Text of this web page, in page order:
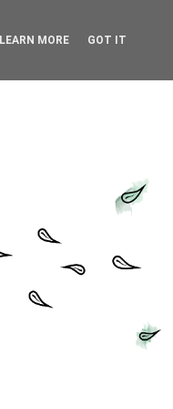
LEARN MORE GOT IT